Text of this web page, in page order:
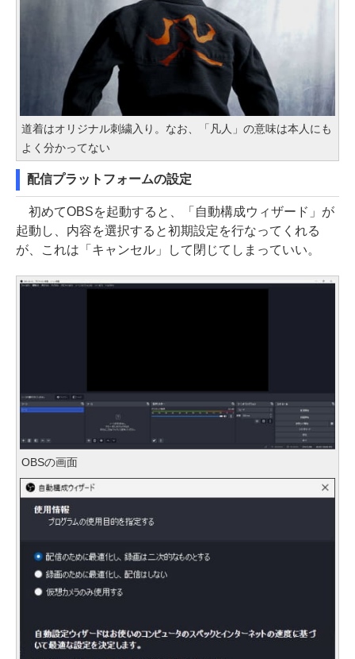
道着はオリジナル刺繍入り。なお、「凡人」の意味は本人にも
よく分かってない
配信プラットフォームの設定
初めてOBSを起動すると、「自動構成ウィザード」が
起動し、内容を選択すると初期設定を行なってくれる
が、これは「キャンセル」して閉じてしまっていい。
OBSの画面